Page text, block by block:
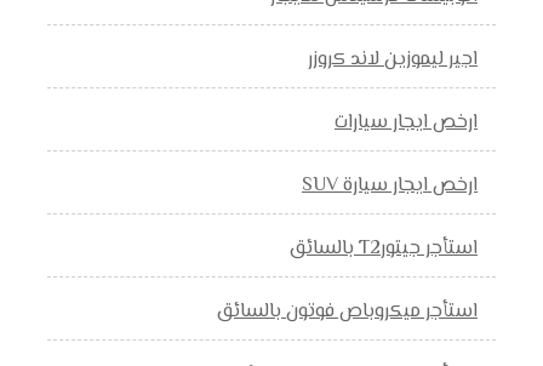
اجير ليموزين لاند كروزر
ارخص ايجار سيارات
ارخص ايجار سيارة SUV
استأجر جيتورT2 بالسائق
استأجر ميكروباص فوتون بالسائق